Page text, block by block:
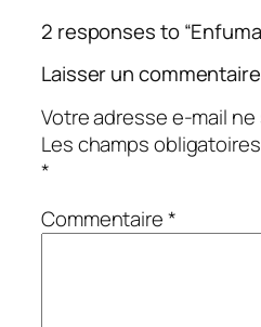
2 responses to
Laisser un commentaire
Votre adresse e-mail
Les champs
*
Commentaire*